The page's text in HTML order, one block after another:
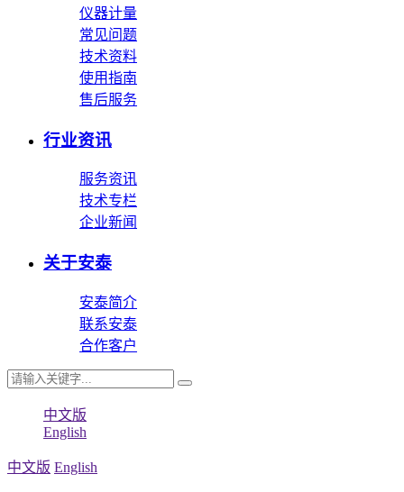
仪器计量
常见问题
技术资料
使用指南
售后服务
行业资讯
服务资讯
技术专栏
企业新闻
关于安泰
安泰简介
联系安泰
合作客户
中文版
English
中文版 English